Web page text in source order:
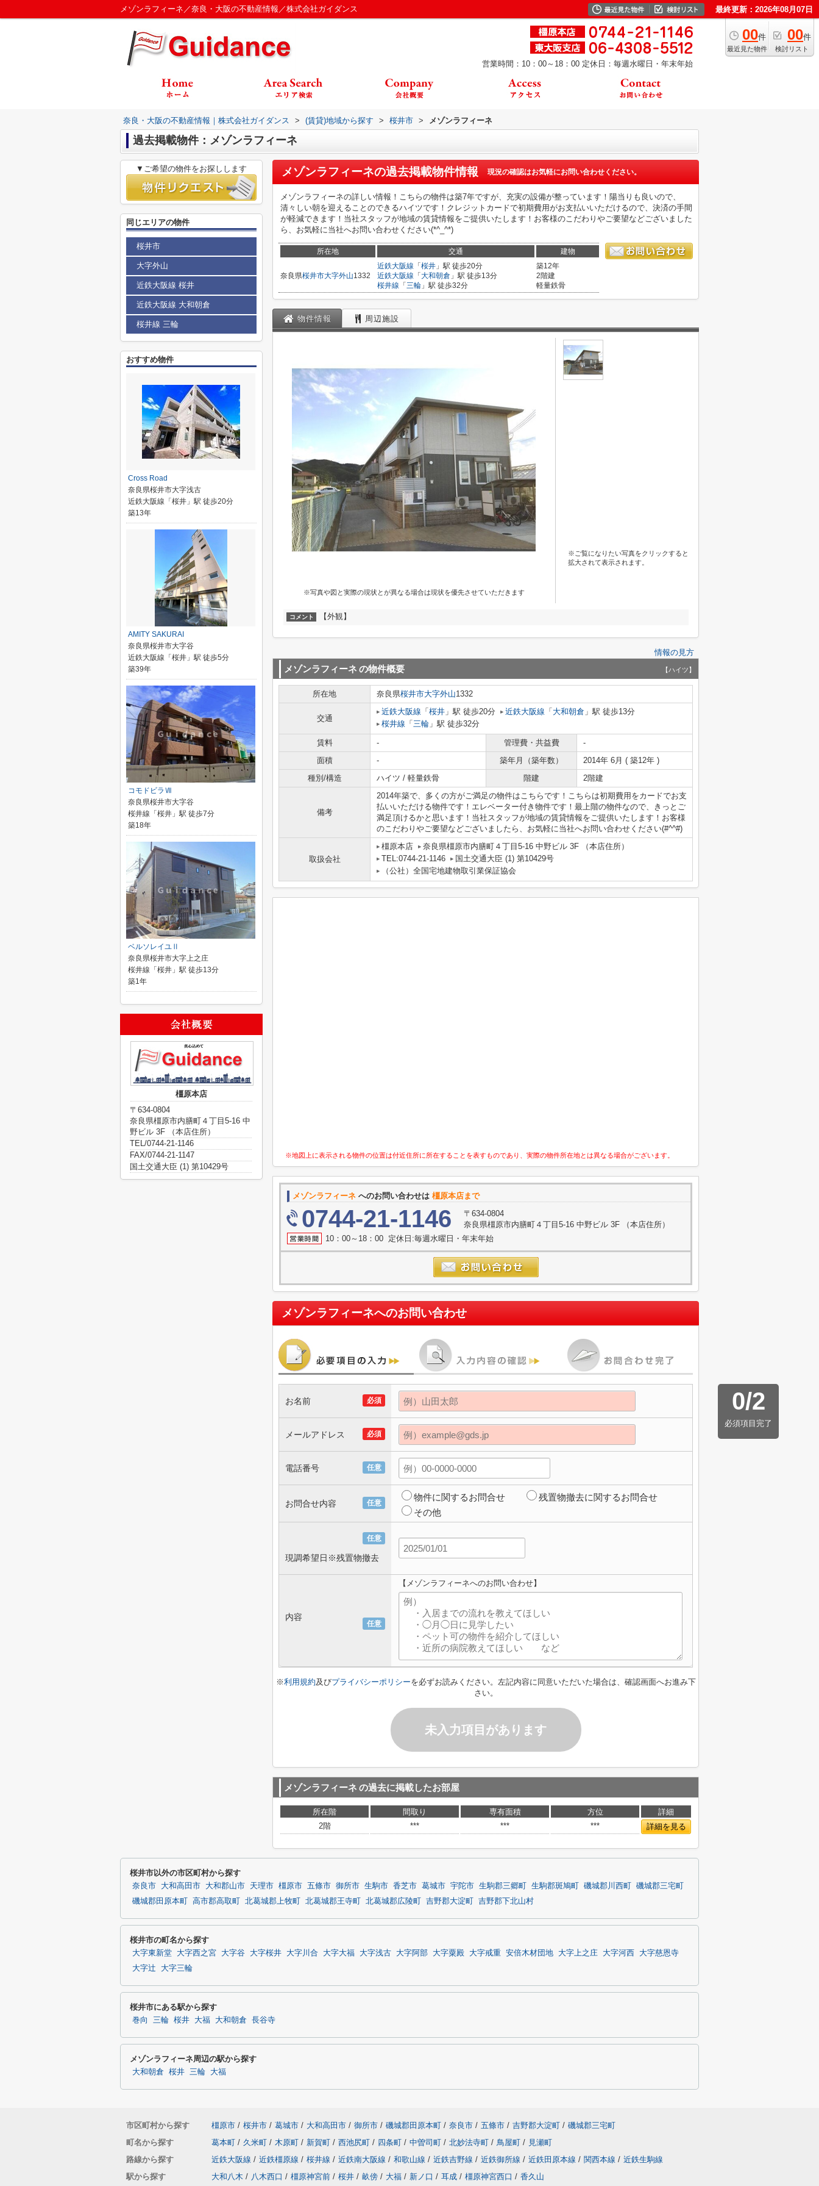
メゾンラフィーネ／奈良・大阪の不動産情報／株式会社ガイダンス 最終更新：2026年08月07日
00件
最近見た物件
00件
検討リスト
営業時間：10：00～18：00 定休日：毎週水曜日・年末年始
奈良・大阪の不動産情報｜株式会社ガイダンス > (賃貸)地域から探す > 桜井市 > メゾンラフィーネ
過去掲載物件：メゾンラフィーネ
メゾンラフィーネの過去掲載物件情報 現況の確認はお気軽にお問い合わせください。
メゾンラフィーネの詳しい情報！こちらの物件は築7年ですが、充実の設備が整っています！陽当りも良いので、
清々しい朝を迎えることのできるハイツです！クレジットカードで初期費用がお支払いいただけるので、決済の手間
が軽減できます！当社スタッフが地域の賃貸情報をご提供いたします！お客様のこだわりやご要望などございました
ら、お気軽に当社へお問い合わせください(*^_^*)
所在地 交通 建物
奈良県桜井市大字外山1332
近鉄大阪線 「 桜井 」駅 徒歩20分
近鉄大阪線 「 大和朝倉 」駅 徒歩13分
桜井線 「 三輪 」駅 徒歩32分
築12年
2階建
軽量鉄骨
物件情報 周辺施設
※写真や図と実際の現状とが異なる場合は現状を優先させていただきます
※ご覧になりたい写真をクリックすると
拡大されて表示されます。
コメント 【外観】
情報の見方
メゾンラフィーネ の物件概要 【ハイツ】
所在地 奈良県桜井市大字外山1332
交通
近鉄大阪線 「 桜井 」駅 徒歩20分 近鉄大阪線 「 大和朝倉 」駅 徒歩13分
桜井線 「 三輪 」駅 徒歩32分
賃料 - 管理費・共益費
-
面積
- 築年月（築年数）
2014年 6月 ( 築12年 )
種別/構造
ハイツ / 軽量鉄骨 階建 2階建
備考
2014年築で、多くの方がご満足の物件はこちらです！こちらは初期費用をカードでお支
払いいただける物件です！エレベーター付き物件です！最上階の物件なので、きっとご
満足頂けるかと思います！当社スタッフが地域の賃貸情報をご提供いたします！お客様
のこだわりやご要望などございましたら、お気軽に当社へお問い合わせください(#^^#)
取扱会社
橿原本店
奈良県橿原市内膳町４丁目5-16 中野ビル 3F （本店住所）
TEL:0744-21-1146
国土交通大臣 (1) 第10429号
（公社）全国宅地建物取引業保証協会
※地図上に表示される物件の位置は付近住所に所在することを表すものであり、実際の物件所在地とは異なる場合がございます。
メゾンラフィーネ へのお問い合わせは 橿原本店まで
0744-21-1146
〒634-0804
奈良県橿原市内膳町４丁目5-16 中野ビル 3F （本店住所）
10：00～18：00 定休日:毎週水曜日・年末年始
メゾンラフィーネへのお問い合わせ
0/2
必須項目完了
必須
お名前
必須
メールアドレス
任意
電話番号
任意
お問合せ内容
物件に関するお問合せ
残置物撤去に関するお問合せ
その他
任意
現調希望日※残置物撤去
任意
内容
【メゾンラフィーネへのお問い合わせ】
※利用規約及びプライバシーポリシーを必ずお読みください。左記内容に同意いただいた場合は、確認画面へお進み下
さい。
未入力項目があります
メゾンラフィーネ の過去に掲載したお部屋
所在階 間取り 専有面積 方位
詳細
2階
*** *** *** 詳細を見る
▼ご希望の物件をお探しします
同じエリアの物件
桜井市
大字外山
近鉄大阪線 桜井
近鉄大阪線 大和朝倉
桜井線 三輪
おすすめ物件
Cross Road
奈良県桜井市大字浅古
近鉄大阪線「桜井」駅 徒歩20分
築13年
AMITY SAKURAI
奈良県桜井市大字谷
近鉄大阪線「桜井」駅 徒歩5分
築39年
コモドビラⅦ
奈良県桜井市大字谷
桜井線「桜井」駅 徒歩7分
築18年
ベルソレイユⅡ
奈良県桜井市大字上之庄
桜井線「桜井」駅 徒歩13分
築1年
橿原本店
〒634-0804
奈良県橿原市内膳町４丁目5-16 中
野ビル 3F （本店住所）
TEL/0744-21-1146
FAX/0744-21-1147
国土交通大臣 (1) 第10429号
桜井市以外の市区町村から探す
奈良市 大和高田市 大和郡山市 天理市 橿原市 五條市 御所市 生駒市 香芝市 葛城市 宇陀市 生駒郡三郷町 生駒郡斑鳩町 磯城郡川西町
磯城郡三宅町
磯城郡田原本町
高市郡高取町 北葛城郡上牧町 北葛城郡王寺町 北葛城郡広陵町 吉野郡大淀町 吉野郡下北山村
桜井市の町名から探す
大字東新堂 大字西之宮 大字谷 大字桜井 大字川合 大字大福 大字浅古 大字阿部 大字粟殿 大字戒重 安倍木材団地 大字上之庄 大字河西
大字慈恩寺
大字辻
大字三輪
桜井市にある駅から探す
巻向 三輪 桜井 大福 大和朝倉 長谷寺
メゾンラフィーネ周辺の駅から探す
大和朝倉 桜井 三輪 大福
市区町村から探す 橿原市 / 桜井市 / 葛城市 / 大和高田市 / 御所市 / 磯城郡田原本町 / 奈良市 / 五條市 / 吉野郡大淀町 / 磯城郡三宅町
町名から探す
葛本町 / 久米町 / 木原町 / 新賀町 / 西池尻町 / 四条町 / 中曽司町 / 北妙法寺町 / 鳥屋町 / 見瀬町
路線から探す
近鉄大阪線 / 近鉄橿原線 / 桜井線 / 近鉄南大阪線 / 和歌山線 / 近鉄吉野線 / 近鉄御所線 / 近鉄田原本線 / 関西本線 / 近鉄生駒線
駅から探す
大和八木 / 八木西口 / 橿原神宮前 / 桜井 / 畝傍 / 大福 / 新ノ口 / 耳成 / 橿原神宮西口 / 香久山